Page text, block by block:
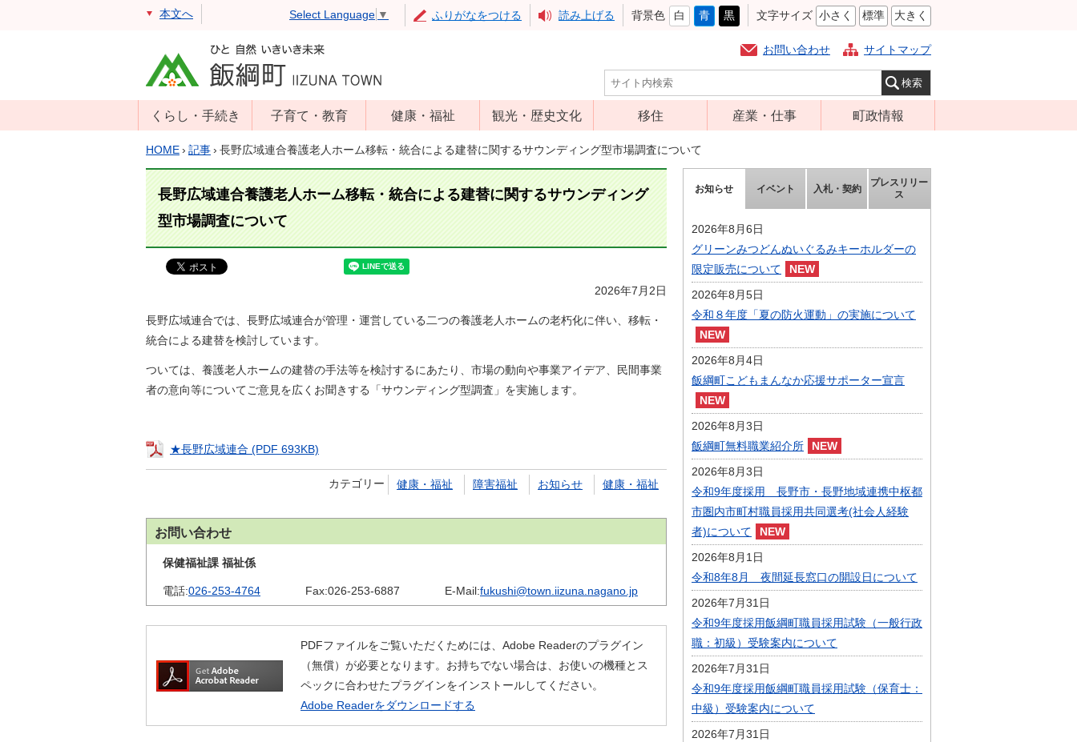
本文へ Select Language ▼ ふりがなをつける 読み上げる 背景色 白 青 黒 文字サイズ 小さく 標準 大きく
お問い合わせ サイトマップ
くらし・手続き
戸籍・住民票・
住民登録
戸籍届出
届出
年金・保険
税金
住まい・土地
交通・道路
相談窓口
子育て・教育
年齢別子育て情
子育て支援
母子の健康・予
生涯学習
学校教育・奨学
人権・平和啓発
飯綱町コミュニ
ティスクール
健康・福祉
児童福祉
高齢者福祉
介護保険
保健・医療
健康増進
食育
観光・歴史文化
観光
アップルミュー
ジアム
移住 産業・仕事
就労支援
農林業振興
届出・証明・法
令・規制
企業の税金
入札・契約
指定管理者制度
人材募集
町政情報
組織案内
庁舎案内
ふるさと納税
人事・職員募集
まちづくり
庁舎建設
HOME› 記事› 長野広域連合養護老人ホーム移転・統合による建替に関するサウンディング型市場調査について
長野広域連合養護老人ホーム移転・統合による建替に関するサウンディング
型市場調査について
2026年7月2日
長野広域連合では、長野広域連合が管理・運営している二つの養護老人ホームの老朽化に伴い、移転・
統合による建替を検討しています。
ついては、養護老人ホームの建替の手法等を検討するにあたり、市場の動向や事業アイデア、民間事業
者の意向等についてご意見を広くお聞きする「サウンディング型調査」を実施します。
★長野広域連合 (PDF 693KB)
カテゴリー 健康・福祉 障害福祉 お知らせ 健康・福祉
お問い合わせ
保健福祉課 福祉係
電話:026-253-4764 Fax:026-253-6887 E-Mail:fukushi@town.iizuna.nagano.jp
PDFファイルをご覧いただくためには、Adobe Readerのプラグイン
（無償）が必要となります。お持ちでない場合は、お使いの機種とス
ペックに合わせたプラグインをインストールしてください。
Adobe Readerをダウンロードする
お知らせ イベント 入札・契約
プレスリリー
ス
2026年8月6日
グリーンみつどんぬいぐるみキーホルダーの
限定販売について
2026年8月5日
令和８年度「夏の防火運動」の実施について
2026年8月4日
飯綱町こどもまんなか応援サポーター宣言
2026年8月3日
飯綱町無料職業紹介所
2026年8月3日
令和9年度採用 長野市・長野地域連携中枢都
市圏内市町村職員採用共同選考(社会人経験
者)について
2026年8月1日
令和8年8月 夜間延長窓口の開設日について
2026年7月31日
令和9年度採用飯綱町職員採用試験（一般行政
職：初級）受験案内について
2026年7月31日
令和9年度採用飯綱町職員採用試験（保育士：
中級）受験案内について
2026年7月31日